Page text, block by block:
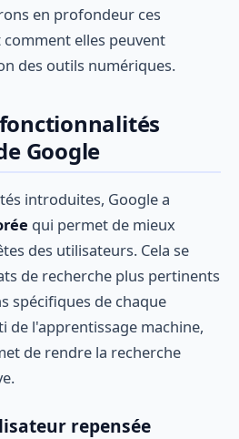
en profondeur ces
elles peuvent
des outils numériques.
Google
introduites, Google a
qui permet de mieux
des utilisateurs. Cela se
de recherche plus pertinents
spécifiques de chaque
de l'apprentissage machine,
de rendre la recherche
repensée